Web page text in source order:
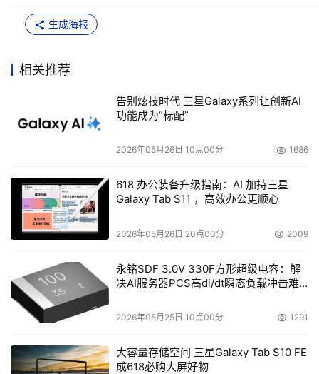
生成海报
相关推荐
告别炫技时代 三星Galaxy系列让创新AI
功能成为“标配”
2026年05月26日 10点00分 1686
618 办公装备升级指南：AI 加持三星
Galaxy Tab S11 ，高效办公更顺心
2026年05月26日 20点00分 2009
永铭SDF 3.0V 330F方形超级电容：解
决AI服务器PCS高di/dt瞬态负载冲击难
2026年05月25日 10点00分 1291
大容量存储空间 三星Galaxy Tab S10 FE
成618必购大屏好物